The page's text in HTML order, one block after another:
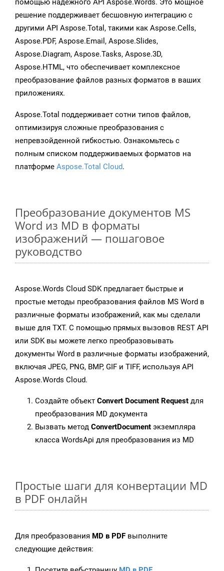
помощью надежного API Aspose.Words. Это мощное
решение поддерживает бесшовную интеграцию с
другими API Aspose.Total, такими как Aspose.Cells,
Aspose.PDF, Aspose.Email, Aspose.Slides,
Aspose.Diagram, Aspose.Tasks, Aspose.3D,
Aspose.HTML, что обеспечивает комплексное
преобразование файлов разных форматов в ваших
приложениях.
Aspose.Total поддерживает сотни типов файлов,
оптимизируя сложные преобразования с
непревзойденной гибкостью. Ознакомьтесь с
полным списком поддерживаемых форматов на
платформе Aspose.Total Cloud.
Преобразование документов MS
Word из MD в форматы
изображений — пошаговое
руководство
Aspose.Words Cloud SDK предлагает быстрые и
простые методы преобразования файлов MS Word в
различные форматы изображений, как мы сделали
выше для TXT. С помощью прямых вызовов REST API
или SDK вы можете легко преобразовывать
документы Word в различные форматы изображений,
включая JPEG, PNG, BMP, GIF и TIFF, используя API
Aspose.Words Cloud.
Создайте объект Convert Document Request для
преобразования MD документа
Вызвать метод ConvertDocument экземпляра
класса WordsApi для преобразования из MD
Простые шаги для конвертации MD
в PDF онлайн
Для преобразования MD в PDF выполните
следующие действия: